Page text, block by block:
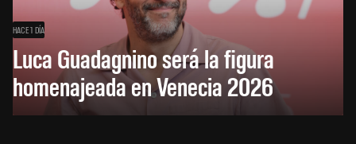
HACE 1 DÍA
Luca Guadagnino será la figura
homenajeada en Venecia 2026